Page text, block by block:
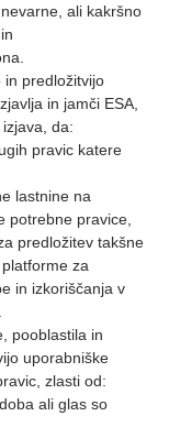
ali kakršno
in predložitvijo
in jamči ESA,
da:
pravic katere
lastnine na
potrebne pravice,
predložitev takšne
za
in izkoriščanja v
pooblastila in
uporabniške
zlasti od:
ali glas so